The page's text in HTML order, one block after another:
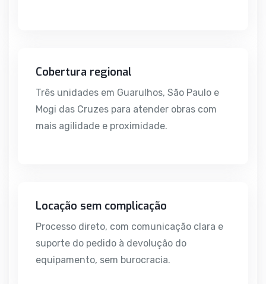
Cobertura regional
Três unidades em Guarulhos, São Paulo e
Mogi das Cruzes para atender obras com
mais agilidade e proximidade.
Locação sem complicação
Processo direto, com comunicação clara e
suporte do pedido à devolução do
equipamento, sem burocracia.